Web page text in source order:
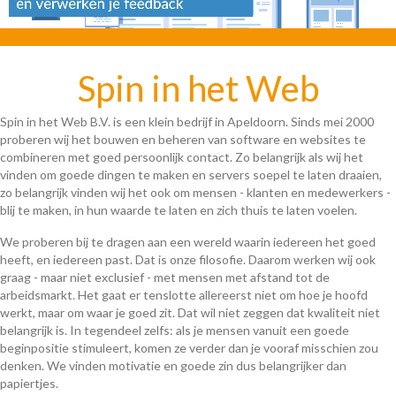
Spin in het Web
Spin in het Web B.V. is een klein bedrijf in Apeldoorn. Sinds mei 2000
proberen wij het bouwen en beheren van software en websites te
combineren met goed persoonlijk contact. Zo belangrijk als wij het
vinden om goede dingen te maken en servers soepel te laten draaien,
zo belangrijk vinden wij het ook om mensen - klanten en medewerkers -
blij te maken, in hun waarde te laten en zich thuis te laten voelen.
We proberen bij te dragen aan een wereld waarin iedereen het goed
heeft, en iedereen past. Dat is onze filosofie. Daarom werken wij ook
graag - maar niet exclusief - met mensen met afstand tot de
arbeidsmarkt. Het gaat er tenslotte allereerst niet om hoe je hoofd
werkt, maar om waar je goed zit. Dat wil niet zeggen dat kwaliteit niet
belangrijk is. In tegendeel zelfs: als je mensen vanuit een goede
beginpositie stimuleert, komen ze verder dan je vooraf misschien zou
denken. We vinden motivatie en goede zin dus belangrijker dan
papiertjes.